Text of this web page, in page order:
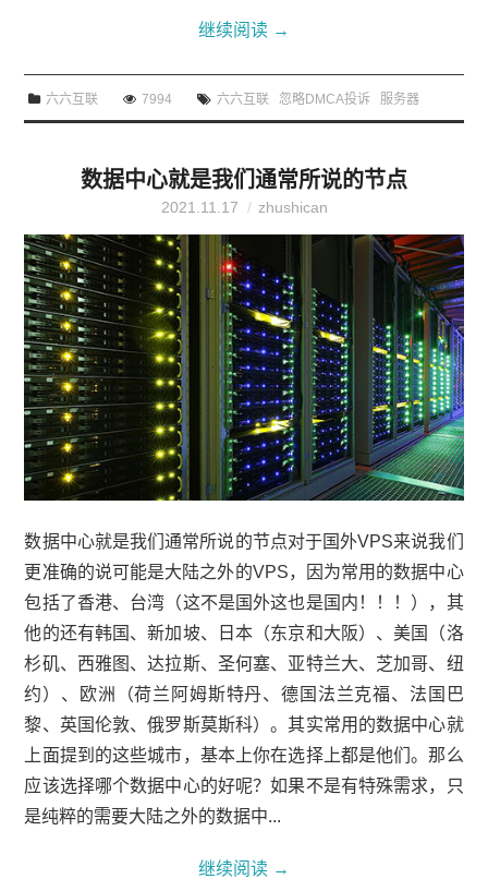
继续阅读 →
六六互联 7994 六六互联 忽略DMCA投诉 服务器
数据中心就是我们通常所说的节点
2021.11.17 zhushican
数据中心就是我们通常所说的节点对于国外VPS来说我们
更准确的说可能是大陆之外的VPS，因为常用的数据中心
包括了香港、台湾（这不是国外这也是国内！！！），其
他的还有韩国、新加坡、日本（东京和大阪）、美国（洛
杉矶、西雅图、达拉斯、圣何塞、亚特兰大、芝加哥、纽
约）、欧洲（荷兰阿姆斯特丹、德国法兰克福、法国巴
黎、英国伦敦、俄罗斯莫斯科）。其实常用的数据中心就
上面提到的这些城市，基本上你在选择上都是他们。那么
应该选择哪个数据中心的好呢？如果不是有特殊需求，只
是纯粹的需要大陆之外的数据中...
继续阅读 →